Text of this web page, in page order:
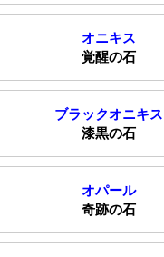
オニキス
覚醒の石
ブラックオニキス
漆黒の石
オパール
奇跡の石